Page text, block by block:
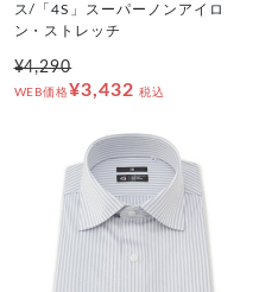
ス/「4S」スーパーノンアイロ
ン・ストレッチ
¥4,290
WEB価格¥3,432 税込